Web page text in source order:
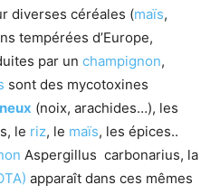
diverses céréales (maïs,
tempérées d’Europe,
par un champignon,
sont des mycotoxines
(noix, arachides…), les
le riz, le maïs, les épices..
Aspergillus carbonarius, la
apparaît dans ces mêmes